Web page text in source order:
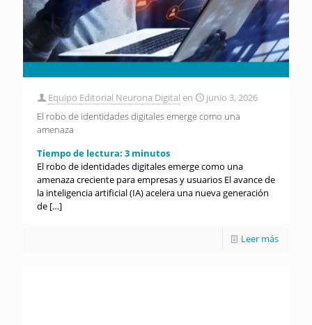
Equipo Editorial Neurona Digital en
junio 3, 2026
El robo de identidades digitales emerge como una
amenaza
Tiempo de lectura: 3 minutos
El robo de identidades digitales emerge como una
amenaza creciente para empresas y usuarios El avance de
la inteligencia artificial (IA) acelera una nueva generación
de […]
Leer más